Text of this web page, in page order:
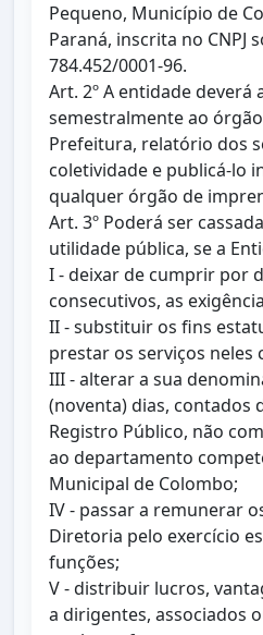
Pequeno, Município de
Paraná, inscrita no CNPJ
784.452/0001-96.
Art. 2º A entidade deverá
semestralmente ao
Prefeitura, relatório dos
coletividade e publicá-lo
qualquer órgão de
Art. 3º Poderá ser
utilidade pública, se a
I - deixar de cumprir por
consecutivos, as
II - substituir os fins
prestar os serviços neles
III - alterar a sua
(noventa) dias, contados
Registro Público, não
ao departamento
Municipal de Colombo;
IV - passar a remunerar
Diretoria pelo exercício
funções;
V - distribuir lucros,
a dirigentes, associados